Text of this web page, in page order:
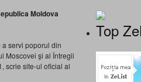
Moldova
servi poporul din
Moscovei şi al Întregii
scrie site-ul oficial al
Top